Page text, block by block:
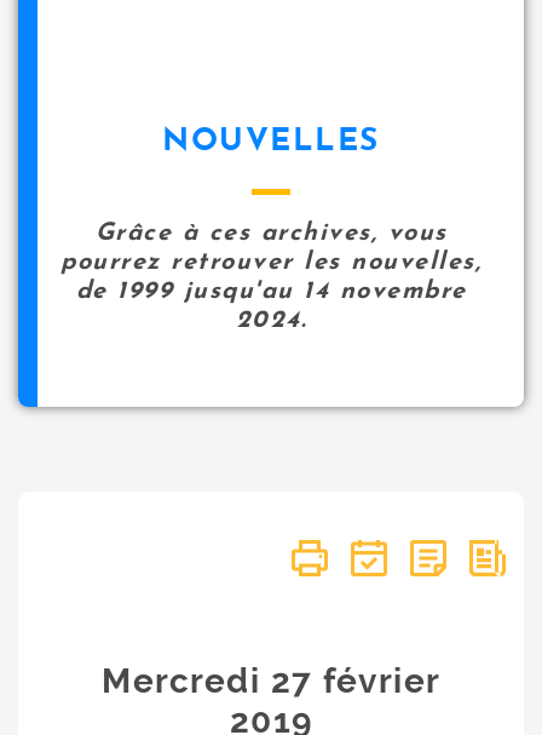
NOUVELLES
Grâce à ces archives, vous
pourrez retrouver les nouvelles,
de 1999 jusqu'au 14 novembre
2024.
Mercredi 27février
2019